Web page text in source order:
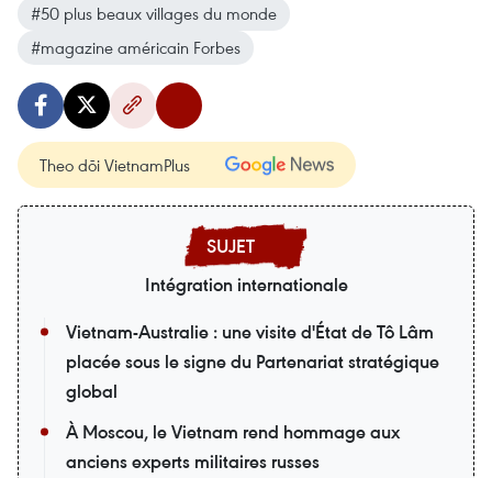
#50 plus beaux villages du monde
#magazine américain Forbes
Theo dõi VietnamPlus
Intégration internationale
Vietnam-Australie : une visite d'État de Tô Lâm
placée sous le signe du Partenariat stratégique
global
À Moscou, le Vietnam rend hommage aux
anciens experts militaires russes